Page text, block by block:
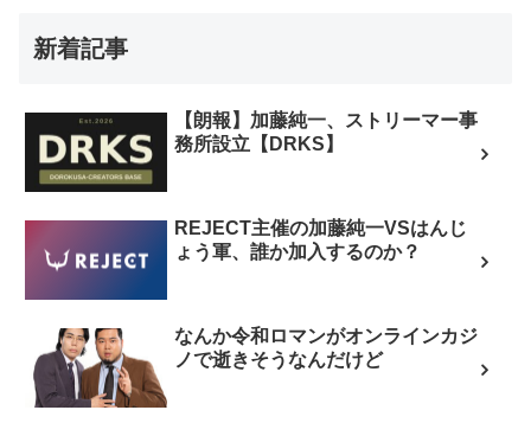
新着記事
【朗報】加藤純一、ストリーマー事
務所設立【DRKS】
REJECT主催の加藤純一VSはんじ
ょう軍、誰か加入するのか？
なんか令和ロマンがオンラインカジ
ノで逝きそうなんだけど